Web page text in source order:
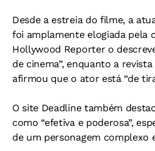
Desde a estreia do filme, a
foi amplamente elogiada pela
Hollywood Reporter o
de cinema”, enquanto a
afirmou que o ator está “de
O site Deadline também
como “efetiva e poderosa”,
de um personagem complexo